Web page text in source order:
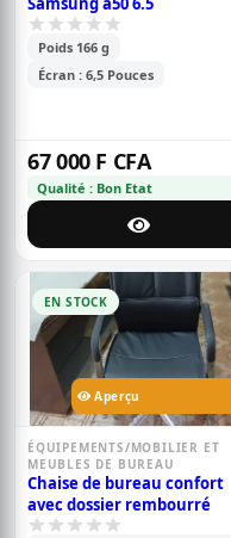
Poids 166 g
Écran : 6,5 Pouces
67 000 F CFA
Qualité : Bon Etat
EN STOCK
Aperçu
ÉQUIPEMENTS/MOBILIER ET
MEUBLES DE BUREAU
Chaise de bureau confort
avec dossier rembourré